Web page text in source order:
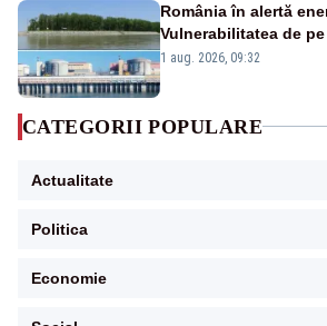
România în alertă
Vulnerabilitatea de
în pericol Centrala
1 aug. 2026, 09:32
CATEGORII POPULARE
Actualitate
Politica
Economie